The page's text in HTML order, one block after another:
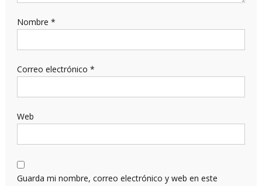
Nombre *
Correo electrónico *
Web
Guarda mi nombre, correo electrónico y web en este